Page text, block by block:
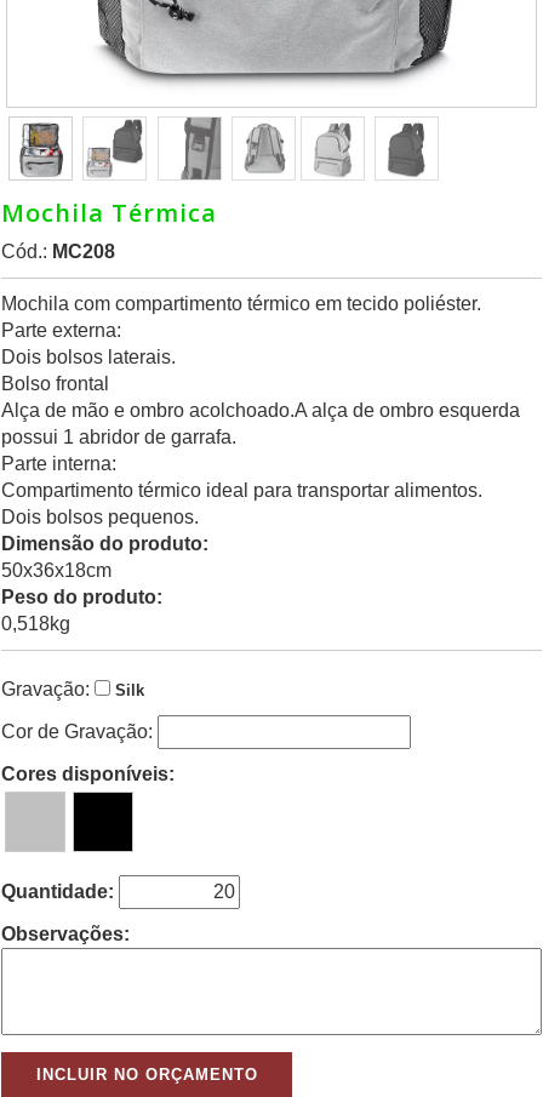
Mochila Térmica
Cód.: MC208
Mochila com compartimento térmico em tecido poliéster.
Parte externa:
Dois bolsos laterais.
Bolso frontal
Alça de mão e ombro acolchoado.A alça de ombro esquerda
possui 1 abridor de garrafa.
Parte interna:
Compartimento térmico ideal para transportar alimentos.
Dois bolsos pequenos.
Dimensão do produto:
50x36x18cm
Peso do produto:
0,518kg
Gravação: Silk
Cor de Gravação:
Cores disponíveis:
Quantidade:
Observações: